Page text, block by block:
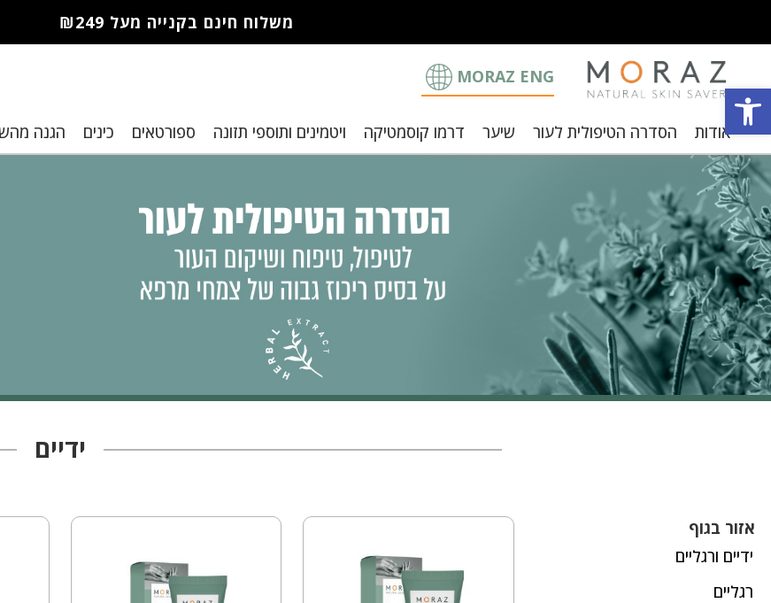
משלוח חינם בקנייה מעל ₪249
חברי מועדון מורז נהנים
10% הנחה לקנייה ראשונה
מבצעים שווים
וצבירת נקודות למימוש בקניות
MORAZ ENG
אודות הסדרה הטיפולית לעור שיער דרמו קוסמטיקה ויטמינים ותוספי תזונה ספורטאים כינים הגנה
אזור בגוף
ידיים ורגליים
רגליים
ידיים
פתח סרגל נגישות